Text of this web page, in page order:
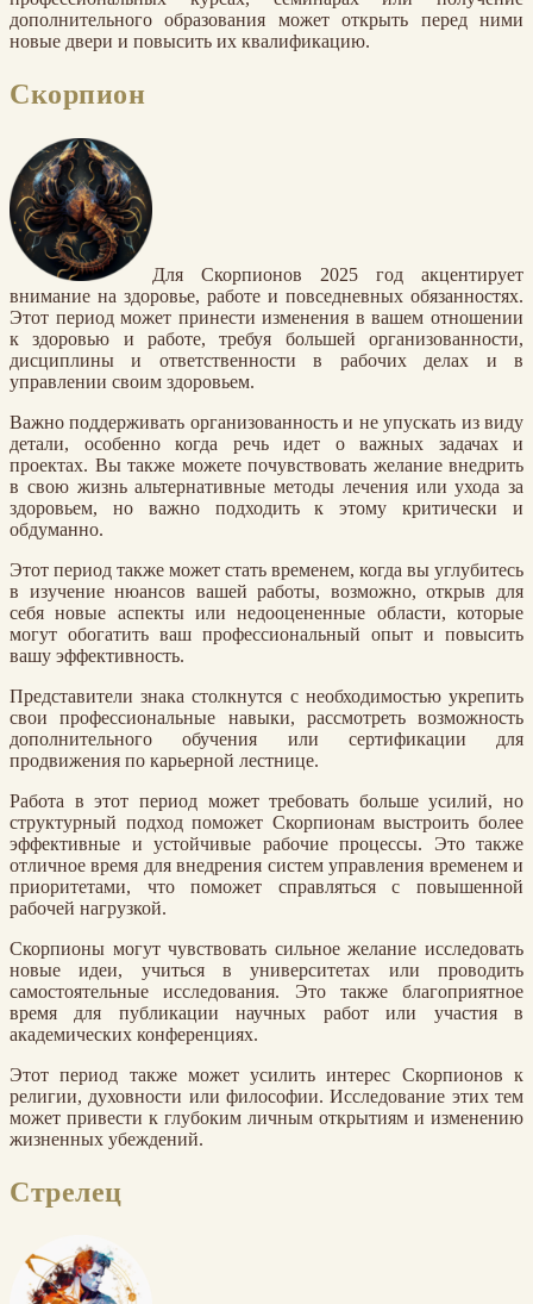
дополнительного образования может открыть перед ними
новые двери и повысить их квалификацию.
Скорпион
Для Скорпионов 2025 год акцентирует
внимание на здоровье, работе и повседневных обязанностях.
Этот период может принести изменения в вашем отношении
к здоровью и работе, требуя большей организованности,
дисциплины и ответственности в рабочих делах и в
управлении своим здоровьем.
Важно поддерживать организованность и не упускать из виду
детали, особенно когда речь идет о важных задачах и
проектах. Вы также можете почувствовать желание внедрить
в свою жизнь альтернативные методы лечения или ухода за
здоровьем, но важно подходить к этому критически и
обдуманно.
Этот период также может стать временем, когда вы углубитесь
в изучение нюансов вашей работы, возможно, открыв для
себя новые аспекты или недооцененные области, которые
могут обогатить ваш профессиональный опыт и повысить
вашу эффективность.
Представители знака столкнутся с необходимостью укрепить
свои профессиональные навыки, рассмотреть возможность
дополнительного обучения или сертификации для
продвижения по карьерной лестнице.
Работа в этот период может требовать больше усилий, но
структурный подход поможет Скорпионам выстроить более
эффективные и устойчивые рабочие процессы. Это также
отличное время для внедрения систем управления временем и
приоритетами, что поможет справляться с повышенной
рабочей нагрузкой.
Скорпионы могут чувствовать сильное желание исследовать
новые идеи, учиться в университетах или проводить
самостоятельные исследования. Это также благоприятное
время для публикации научных работ или участия в
академических конференциях.
Этот период также может усилить интерес Скорпионов к
религии, духовности или философии. Исследование этих тем
может привести к глубоким личным открытиям и изменению
жизненных убеждений.
Стрелец